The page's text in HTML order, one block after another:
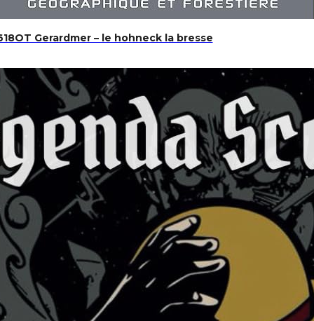
Gerardmer – le hohneck la bresse